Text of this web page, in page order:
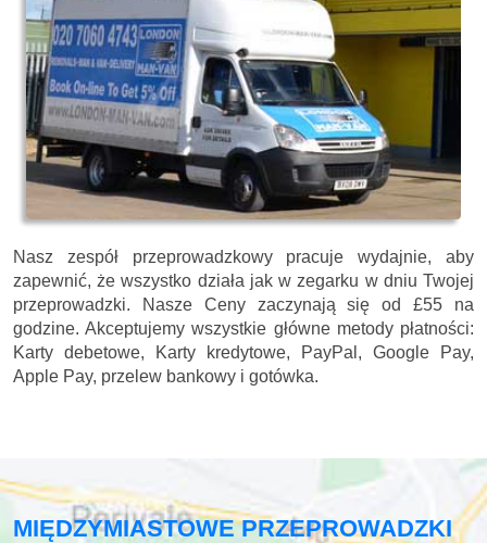
Nasz zespół przeprowadzkowy pracuje wydajnie, aby
zapewnić, że wszystko działa jak w zegarku w dniu Twojej
przeprowadzki. Nasze Ceny zaczynają się od £55 na
godzine. Akceptujemy wszystkie główne metody płatności:
Karty debetowe, Karty kredytowe, PayPal, Google Pay,
Apple Pay, przelew bankowy i gotówka.
MIĘDZYMIASTOWE PRZEPROWADZKI